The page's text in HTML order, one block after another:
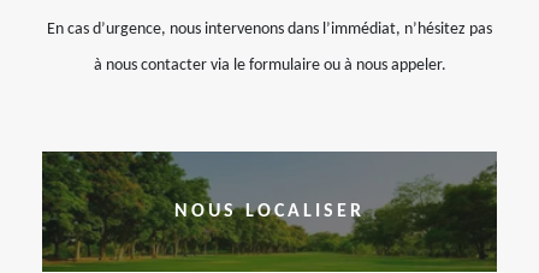
En cas d’urgence, nous intervenons dans l’immédiat, n’hésitez pas
à nous contacter via le formulaire ou à nous appeler.
NOUS LOCALISER